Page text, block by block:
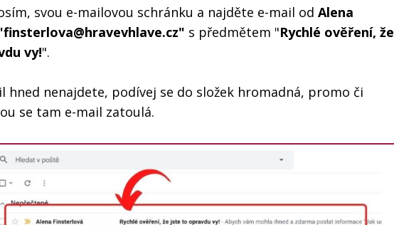
svou e-mailovou schránku a najděte e-mail od Alena
s předmětem "Rychlé ověření, že
vy!".
hned nenajdete, podívej se do složek hromadná, promo či
se tam e-mail zatoulá.